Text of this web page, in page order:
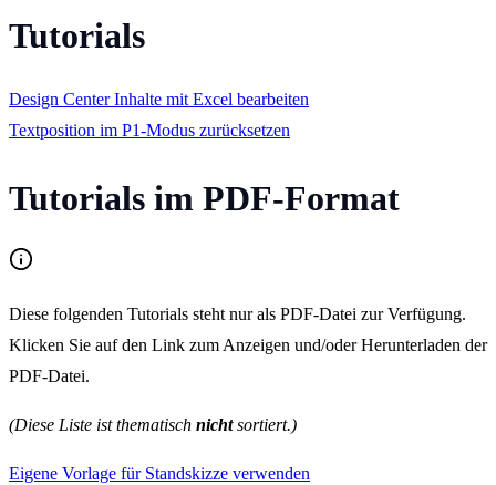
Tutorials
Design Center Inhalte mit Excel bearbeiten
Textposition im P1-Modus zurücksetzen
Tutorials im PDF-Format
Diese folgenden Tutorials steht nur als PDF-Datei zur Verfügung.
Klicken Sie auf den Link zum Anzeigen und/oder Herunterladen der
PDF-Datei.
(Diese Liste ist thematisch nichtsortiert.)
Eigene Vorlage für Standskizze verwenden